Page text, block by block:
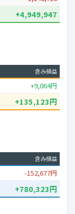
+4,949,947
含み損益
+9,864円
+135,123円
含み損益
-152,677円
+780,323円